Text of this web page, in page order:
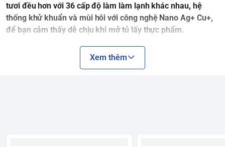
tươi đều hơn với 36 cấp độ làm làm lạnh khác nhau, hệ
thống khử khuẩn và mùi hôi với công nghệ Nano Ag+ Cu+,
để bạn cảm thấy dễ chịu khi mở tủ lấy thực phẩm.
Xem thêm